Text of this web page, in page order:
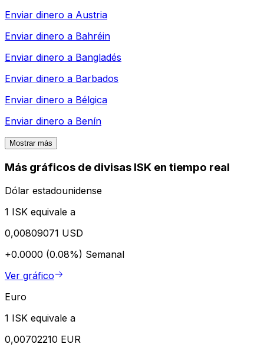
Enviar dinero a Austria
Enviar dinero a Bahréin
Enviar dinero a Bangladés
Enviar dinero a Barbados
Enviar dinero a Bélgica
Enviar dinero a Benín
Mostrar más
Más gráficos de divisas ISK en tiempo real
Dólar estadounidense
1 ISK equivale a
0,00809071 USD
+0.0000 (0.08%) Semanal
Ver gráfico
Euro
1 ISK equivale a
0,00702210 EUR